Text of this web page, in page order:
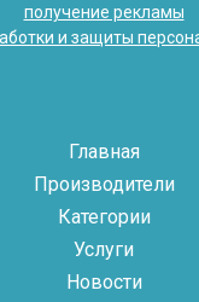
получение рекламы
и защиты
Главная
Производители
Категории
Услуги
Новости